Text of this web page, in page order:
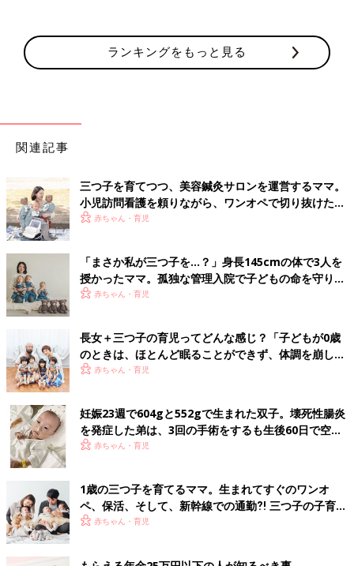
ランキングをもっと見る
関連記事
三つ子を育てつつ、美容鍼灸サロンを運営するママ。
小児訪問看護を頼りながら、ワンオペで切り抜けた赤
ちゃん育児！【多胎インタビュー・後編】
赤ちゃん・育児
「まさか私が三つ子を…？」身長145cmの体で3人を
授かったママ。孤独な管理入院で子どもの命を守り抜
いた！【多胎インタビュー・前編】
赤ちゃん・育児
長女＋三つ子の育児ってどんな感じ？「子どもが0歳
のときは、ほとんど眠ることができず、体調を崩した
ことも…」【多胎の育児体験談】
赤ちゃん・育児
妊娠23週で604gと552gで生まれた双子。壊死性腸炎
を発症した弟は、3回の手術をするも生後60日で空へ
【多胎・低出生体重児】
赤ちゃん・育児
1歳の三つ子を育てるママ。生まれてすぐのワンオ
ペ、保活、そして、新幹線での通勤⁈ 三つ子の子育て
のリアル【多胎育児体験談】
赤ちゃん・育児